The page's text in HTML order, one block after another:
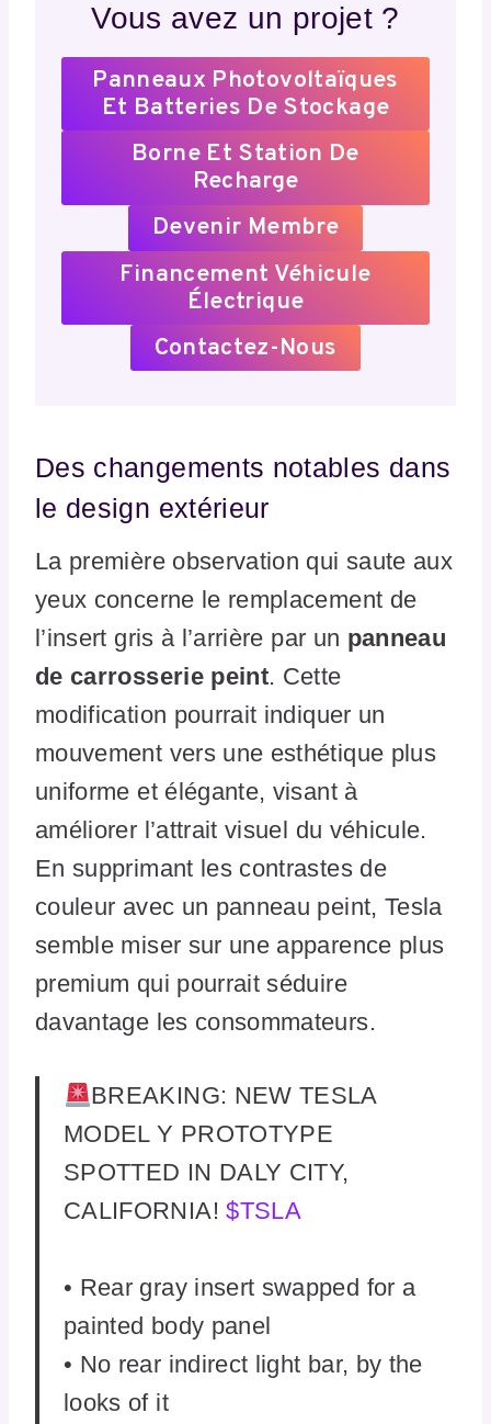
Vous avez un projet ?
Panneaux Photovoltaïques
Et Batteries De Stockage
Borne Et Station De
Recharge
Devenir Membre
Financement Véhicule
Électrique
Contactez-Nous
Des changements notables dans
le design extérieur
La première observation qui saute aux
yeux concerne le remplacement de
l’insert gris à l’arrière par un panneau
de carrosserie peint. Cette
modification pourrait indiquer un
mouvement vers une esthétique plus
uniforme et élégante, visant à
améliorer l’attrait visuel du véhicule.
En supprimant les contrastes de
couleur avec un panneau peint, Tesla
semble miser sur une apparence plus
premium qui pourrait séduire
davantage les consommateurs.
BREAKING: NEW TESLA
MODEL Y PROTOTYPE
SPOTTED IN DALY CITY,
CALIFORNIA!$TSLA
• Rear gray insert swapped for a
painted body panel
• No rear indirect light bar, by the
looks of it